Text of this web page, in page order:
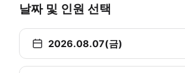
날짜 및 인원 선택
2026.08.07(금)